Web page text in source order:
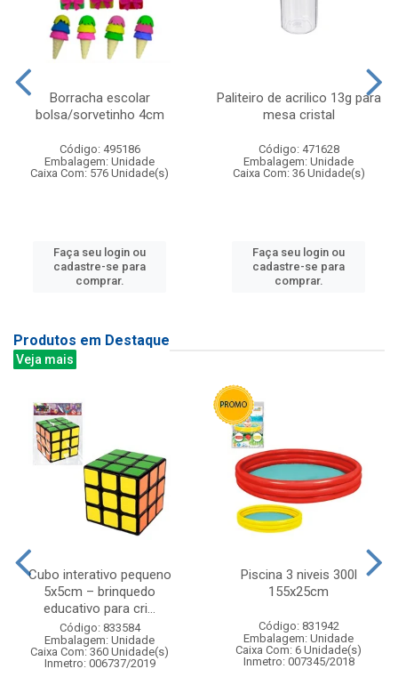
Borracha escolar
bolsa/sorvetinho 4cm
Código: 495186
Embalagem: Unidade
Caixa Com: 576 Unidade(s)
Faça seu login ou
cadastre-se para
comprar.
Paliteiro de acrilico 13g para
mesa cristal
Código: 471628
Embalagem: Unidade
Caixa Com: 36 Unidade(s)
Faça seu login ou
cadastre-se para
comprar.
Produtos em Destaque
Veja mais
Cubo interativo pequeno
5x5cm – brinquedo
educativo para cri...
Código: 833584
Embalagem: Unidade
Caixa Com: 360 Unidade(s)
Inmetro: 006737/2019
Piscina 3 niveis 300l
155x25cm
Código: 831942
Embalagem: Unidade
Caixa Com: 6 Unidade(s)
Inmetro: 007345/2018